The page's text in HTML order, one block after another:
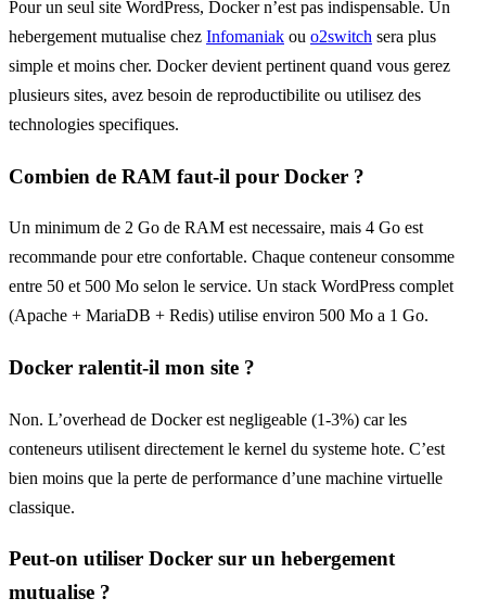
Pour un seul site WordPress, Docker n’est pas indispensable. Un
hebergement mutualise chez Infomaniak ou o2switch sera plus
simple et moins cher. Docker devient pertinent quand vous gerez
plusieurs sites, avez besoin de reproductibilite ou utilisez des
technologies specifiques.
Combien de RAM faut-il pour Docker ?
Un minimum de 2 Go de RAM est necessaire, mais 4 Go est
recommande pour etre confortable. Chaque conteneur consomme
entre 50 et 500 Mo selon le service. Un stack WordPress complet
(Apache + MariaDB + Redis) utilise environ 500 Mo a 1 Go.
Docker ralentit-il mon site ?
Non. L’overhead de Docker est negligeable (1-3%) car les
conteneurs utilisent directement le kernel du systeme hote. C’est
bien moins que la perte de performance d’une machine virtuelle
classique.
Peut-on utiliser Docker sur un hebergement
mutualise ?